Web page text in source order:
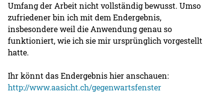
Umfang der Arbeit nicht vollständig bewusst. Umso
zufriedener bin ich mit dem Endergebnis,
insbesondere weil die Anwendung genau so
funktioniert, wie ich sie mir ursprünglich vorgestellt
hatte.
Ihr könnt das Endergebnis hier anschauen:
http://www.aasicht.ch/gegenwartsfenster